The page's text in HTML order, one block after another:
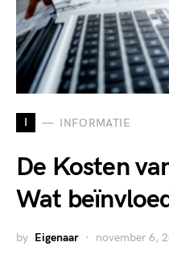
I INFORMATIE
De Kosten
Wat
by Eigenaar november 6,